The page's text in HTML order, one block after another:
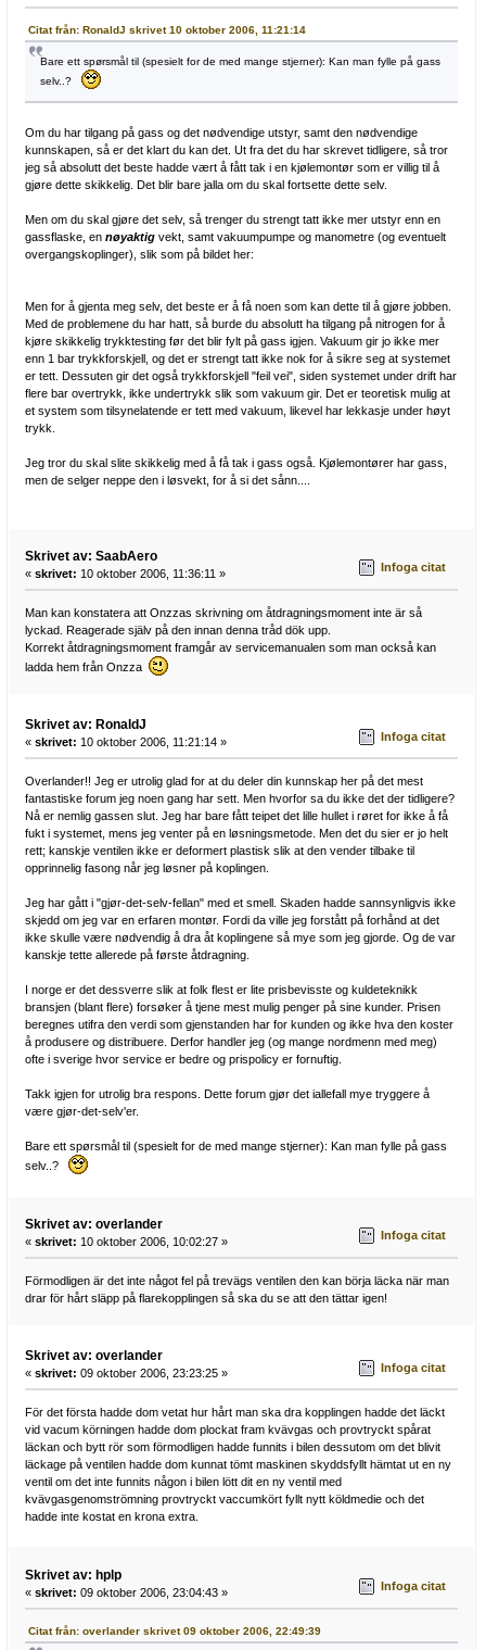
Citat från: RonaldJ skrivet 10 oktober 2006, 11:21:14
Bare ett spørsmål til (spesielt for de med mange stjerner): Kan man fylle på gass
selv..?
Om du har tilgang på gass og det nødvendige utstyr, samt den nødvendige
kunnskapen, så er det klart du kan det. Ut fra det du har skrevet tidligere, så tror
jeg så absolutt det beste hadde vært å fått tak i en kjølemontør som er villig til å
gjøre dette skikkelig. Det blir bare jalla om du skal fortsette dette selv.
Men om du skal gjøre det selv, så trenger du strengt tatt ikke mer utstyr enn en
gassflaske, en nøyaktigvekt, samt vakuumpumpe og manometre (og eventuelt
overgangskoplinger), slik som på bildet her:
Men for å gjenta meg selv, det beste er å få noen som kan dette til å gjøre jobben.
Med de problemene du har hatt, så burde du absolutt ha tilgang på nitrogen for å
kjøre skikkelig trykktesting før det blir fylt på gass igjen. Vakuum gir jo ikke mer
enn 1 bar trykkforskjell, og det er strengt tatt ikke nok for å sikre seg at systemet
er tett. Dessuten gir det også trykkforskjell "feil vei", siden systemet under drift har
flere bar overtrykk, ikke undertrykk slik som vakuum gir. Det er teoretisk mulig at
et system som tilsynelatende er tett med vakuum, likevel har lekkasje under høyt
trykk.
Jeg tror du skal slite skikkelig med å få tak i gass også. Kjølemontører har gass,
men de selger neppe den i løsvekt, for å si det sånn....
Skrivet av: SaabAero
« skrivet: 10 oktober 2006, 11:36:11 » Infoga citat
Man kan konstatera att Onzzas skrivning om åtdragningsmoment inte är så
lyckad. Reagerade själv på den innan denna tråd dök upp.
Korrekt åtdragningsmoment framgår av servicemanualen som man också kan
ladda hem från Onzza
Skrivet av: RonaldJ
« skrivet: 10 oktober 2006, 11:21:14 » Infoga citat
Overlander!! Jeg er utrolig glad for at du deler din kunnskap her på det mest
fantastiske forum jeg noen gang har sett. Men hvorfor sa du ikke det der tidligere?
Nå er nemlig gassen slut. Jeg har bare fått teipet det lille hullet i røret for ikke å få
fukt i systemet, mens jeg venter på en løsningsmetode. Men det du sier er jo helt
rett; kanskje ventilen ikke er deformert plastisk slik at den vender tilbake til
opprinnelig fasong når jeg løsner på koplingen.
Jeg har gått i "gjør-det-selv-fellan" med et smell. Skaden hadde sannsynligvis ikke
skjedd om jeg var en erfaren montør. Fordi da ville jeg forstått på forhånd at det
ikke skulle være nødvendig å dra åt koplingene så mye som jeg gjorde. Og de var
kanskje tette allerede på første åtdragning.
I norge er det dessverre slik at folk flest er lite prisbevisste og kuldeteknikk
bransjen (blant flere) forsøker å tjene mest mulig penger på sine kunder. Prisen
beregnes utifra den verdi som gjenstanden har for kunden og ikke hva den koster
å produsere og distribuere. Derfor handler jeg (og mange nordmenn med meg)
ofte i sverige hvor service er bedre og prispolicy er fornuftig.
Takk igjen for utrolig bra respons. Dette forum gjør det iallefall mye tryggere å
være gjør-det-selv'er.
Bare ett spørsmål til (spesielt for de med mange stjerner): Kan man fylle på gass
selv..?
Skrivet av: overlander
« skrivet: 10 oktober 2006, 10:02:27 » Infoga citat
Förmodligen är det inte något fel på trevägs ventilen den kan börja läcka när man
drar för hårt släpp på flarekopplingen så ska du se att den tättar igen!
Skrivet av: overlander
« skrivet: 09 oktober 2006, 23:23:25 » Infoga citat
För det första hadde dom vetat hur hårt man ska dra kopplingen hadde det läckt
vid vacum körningen hadde dom plockat fram kvävgas och provtryckt spårat
läckan och bytt rör som förmodligen hadde funnits i bilen dessutom om det blivit
läckage på ventilen hadde dom kunnat tömt maskinen skyddsfyllt hämtat ut en ny
ventil om det inte funnits någon i bilen lött dit en ny ventil med
kvävgasgenomströmning provtryckt vaccumkört fyllt nytt köldmedie och det
hadde inte kostat en krona extra.
Skrivet av: hplp
« skrivet: 09 oktober 2006, 23:04:43 » Infoga citat
Citat från: overlander skrivet 09 oktober 2006, 22:49:39